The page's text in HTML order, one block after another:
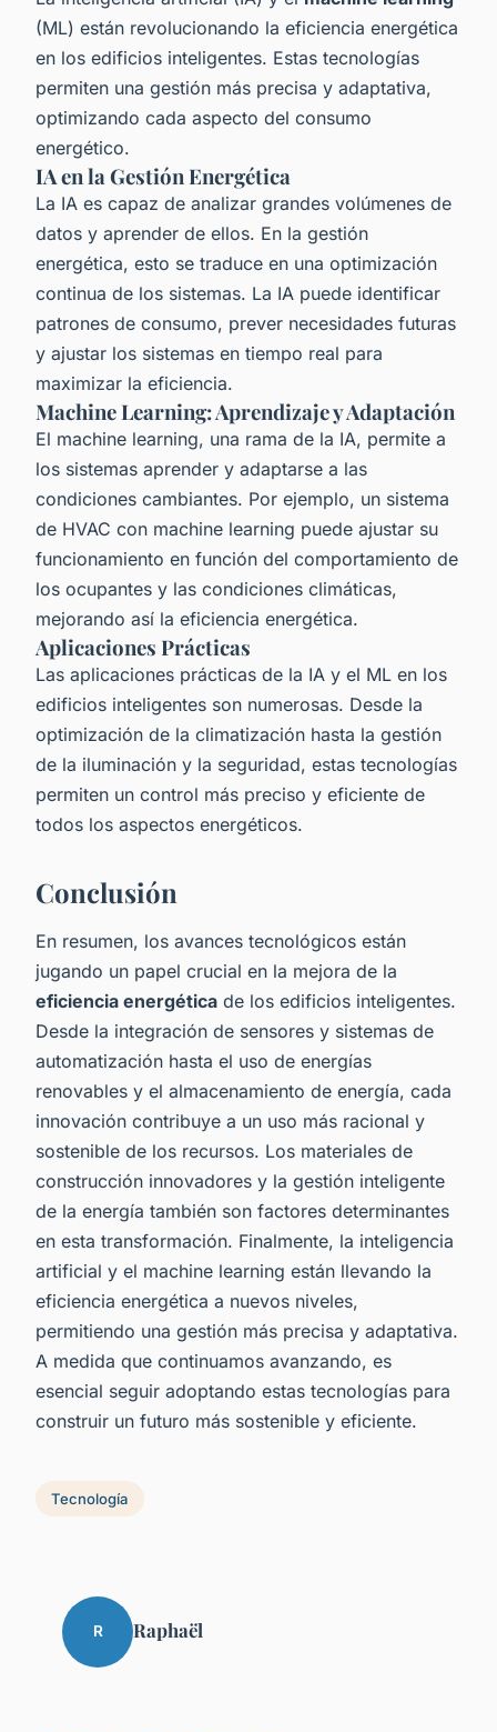
(ML) están revolucionando la eficiencia energética
en los edificios inteligentes. Estas tecnologías
permiten una gestión más precisa y adaptativa,
optimizando cada aspecto del consumo
energético.
IA en la Gestión Energética
La IA es capaz de analizar grandes volúmenes de
datos y aprender de ellos. En la gestión
energética, esto se traduce en una optimización
continua de los sistemas. La IA puede identificar
patrones de consumo, prever necesidades futuras
y ajustar los sistemas en tiempo real para
maximizar la eficiencia.
Machine Learning: Aprendizaje y Adaptación
El machine learning, una rama de la IA, permite a
los sistemas aprender y adaptarse a las
condiciones cambiantes. Por ejemplo, un sistema
de HVAC con machine learning puede ajustar su
funcionamiento en función del comportamiento de
los ocupantes y las condiciones climáticas,
mejorando así la eficiencia energética.
Aplicaciones Prácticas
Las aplicaciones prácticas de la IA y el ML en los
edificios inteligentes son numerosas. Desde la
optimización de la climatización hasta la gestión
de la iluminación y la seguridad, estas tecnologías
permiten un control más preciso y eficiente de
todos los aspectos energéticos.
Conclusión
En resumen, los avances tecnológicos están
jugando un papel crucial en la mejora de la
eficiencia energética de los edificios inteligentes.
Desde la integración de sensores y sistemas de
automatización hasta el uso de energías
renovables y el almacenamiento de energía, cada
innovación contribuye a un uso más racional y
sostenible de los recursos. Los materiales de
construcción innovadores y la gestión inteligente
de la energía también son factores determinantes
en esta transformación. Finalmente, la inteligencia
artificial y el machine learning están llevando la
eficiencia energética a nuevos niveles,
permitiendo una gestión más precisa y adaptativa.
A medida que continuamos avanzando, es
esencial seguir adoptando estas tecnologías para
construir un futuro más sostenible y eficiente.
Tecnología
R Raphaël